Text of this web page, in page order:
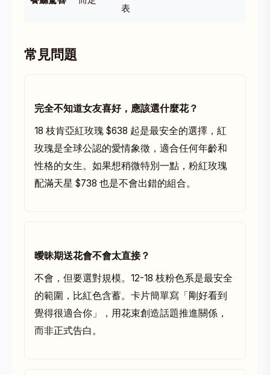
表
常見問題
完全不知道女友喜好，應該選什麼花？
18 枝肯亞紅玫瑰 $638 起是最安全的選擇，紅
玫瑰是全球公認的愛情象徵，適合任何年齡和
性格的女生。如果想稍微特別一點，粉紅玫瑰
配滿天星 $738 也是不會出錯的組合。
曖昧期送花會不會太直接？
不會，但要選對規模。12-18 枝粉色系是最安全
的範圍，比紅色含蓄。卡片簡單寫「剛好看到
覺得很適合你」，用花束創造話題推進關係，
而非正式告白。